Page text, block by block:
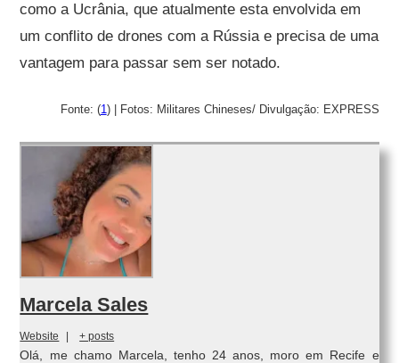
como a Ucrânia, que atualmente esta envolvida em
um conflito de drones com a Rússia e precisa de uma
vantagem para passar sem ser notado.
Fonte: (1) | Fotos: Militares Chineses/ Divulgação: EXPRESS
Marcela Sales
Website + posts
Olá, me chamo Marcela, tenho 24 anos, moro em Recife e